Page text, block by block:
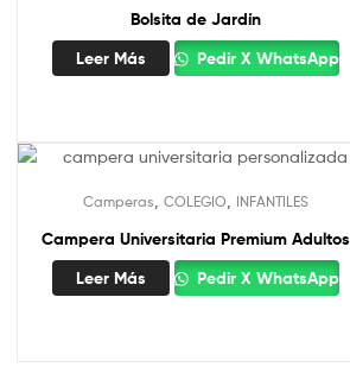
Bolsita de Jardín
Leer Más
Pedir X WhatsApp
Camperas COLEGIO INFANTILES
Campera Universitaria Premium Adultos
Leer Más
Pedir X WhatsApp